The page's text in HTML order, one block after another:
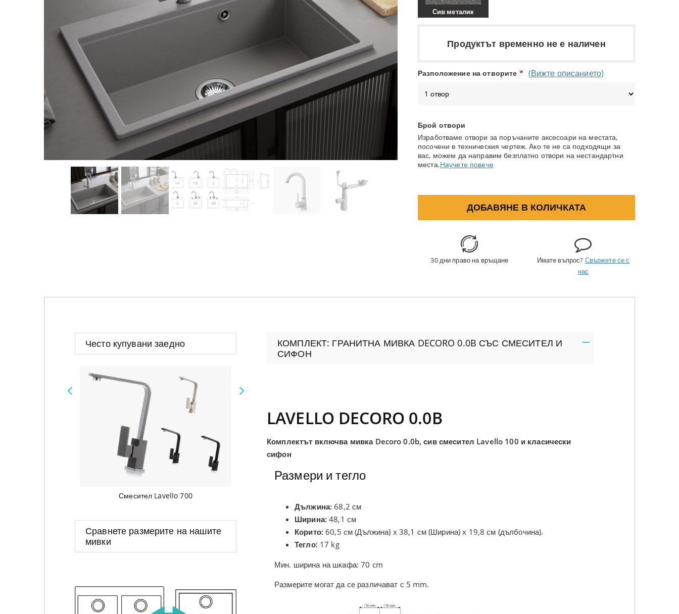
Сив металик
Продуктът временно не е наличен
Разположение на отворите * (Вижте описанието)
Брой отвори
Изработваме отвори за поръчаните аксесоари на местата,
посочени в техническия чертеж. Ако те не са подходящи за
вас, можем да направим безплатно отвори на нестандартни
места.Научете повече
ДОБАВЯНЕ В КОЛИЧКАТА
30 дни право на връщане Имате въпрос? Свържете се с
нас
Често купувани заедно
Смесител Lavello 700
Предишен
Сравнете размерите на нашите
мивки
КОМПЛЕКТ: ГРАНИТНА МИВКА DECORO 0.0B СЪС СМЕСИТЕЛ И
СИФОН
LAVELLO DECORO 0.0B
Комплектът включва мивка Decoro 0.0b, сив смесител Lavello 100 и класически
сифон
Размери и тегло
Дължина: 68,2 см
Ширина:48,1 см
Корито: 60,5 см (Дължина) x 38,1 см (Ширина) x 19,8 см (дълбочина).
Тегло: 17 kg
Мин. ширина на шкафа: 70 cm
Размерите могат да се различават с 5 mm.